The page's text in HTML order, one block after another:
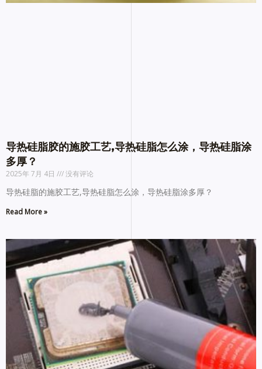
导热硅脂胶的施胶工艺,导热硅脂怎么涂，导热硅脂涂
多厚？
2025年 7月 4日 没有评论
导热硅脂的施胶工艺,导热硅脂怎么涂，导热硅脂涂多厚？
Read More »